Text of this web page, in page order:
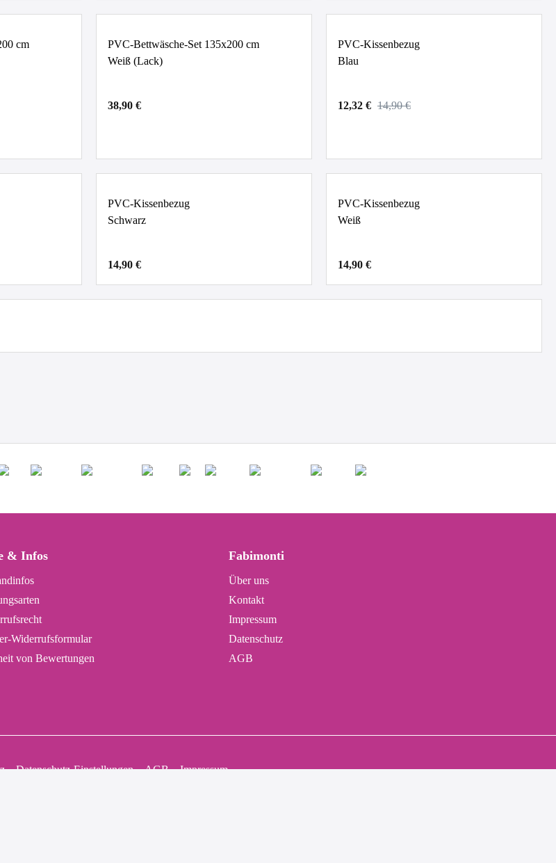
cm
PVC-Bettwäsche-Set 135x200 cm
Weiß (Lack)
38,90 €
PVC-Kissenbezug
Blau
12,32 € 14,90 €
PVC-Kissenbezug
Schwarz
14,90 €
PVC-Kissenbezug
Weiß
14,90 €
& Infos
Widerrufsformular
von Bewertungen
Fabimonti
Über uns
Kontakt
Impressum
Datenschutz
AGB
Datenschutz-Einstellungen AGB Impressum